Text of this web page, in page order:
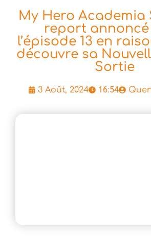
My Hero Academia
report
l’épisode 13 en
découvre sa
Sortie
3 Août, 2024 16:54